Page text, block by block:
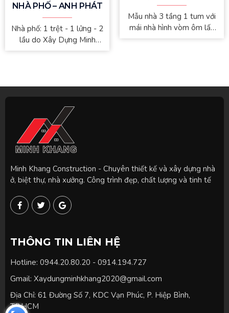
NHÀ PHỐ – ANH PHÁT
Nhà phố: 1 trệt - 1 lửng - 2
lầu do Xây Dựng Minh
Khang tư vấn và thiết kế
Mẫu nhà 3 tầng 1 tum với
mái nhà hình vòm ôm lấy
bầu trời, được trang trí bằng
Minh Khang Construction - Chuyên thiết kế và xây dựng nhà
ở, biệt thự, nhà xưởng. Công trình đẹp, chất lượng và tinh tế
F
a
c
o
o
-
f
T
w
i
e
r
G
o
o
e
THÔNG TIN LIÊN HỆ
Hotline: 0944.20.80.20 - 0914.194.727
Gmail: Xaydungminhkhang2020@gmail.com
Địa Chỉ: 61 Đường Số 7, KDC Vạn Phúc, P. Hiệp Bình,
TP.HCM